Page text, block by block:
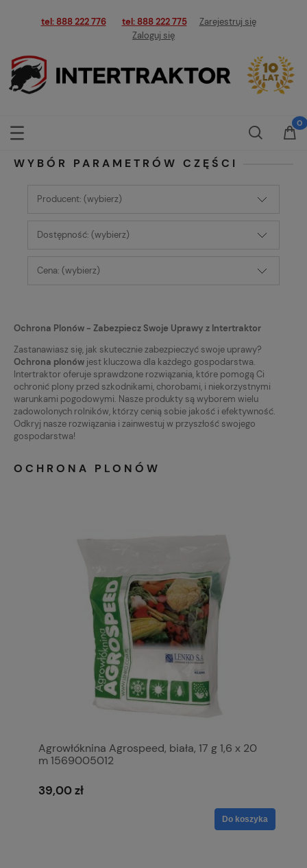
tel: 888 222 776 tel: 888 222 775
Zarejestruj się
Zaloguj się
WYBÓR PARAMETRÓW CZĘŚCI
Producent: (wybierz)
Dostępność: (wybierz)
Cena: (wybierz)
Ochrona Plonów - Zabezpiecz Swoje Uprawy z Intertraktor
Zastanawiasz się, jak skutecznie zabezpieczyć swoje uprawy?
Ochrona plonów jest kluczowa dla każdego gospodarstwa.
Intertraktor oferuje sprawdzone rozwiązania, które pomogą Ci
ochronić plony przed szkodnikami, chorobami, i niekorzystnymi
warunkami pogodowymi. Nasze produkty są wyborem wielu
zadowolonych rolników, którzy cenią sobie jakość i efektywność.
Odkryj nasze rozwiązania i zainwestuj w przyszłość swojego
gospodarstwa!
OCHRONA PLONÓW
Agrowłóknina Agrospeed, biała, 17 g 1,6 x 20
m 1569005012
39,00 zł
Do koszyka